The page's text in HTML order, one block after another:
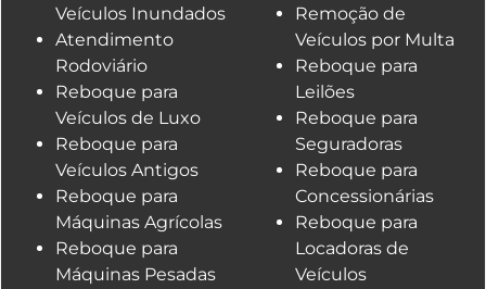
Veículos Inundados
Atendimento
Rodoviário
Reboque para
Veículos de Luxo
Reboque para
Veículos Antigos
Reboque para
Máquinas Agrícolas
Reboque para
Máquinas Pesadas
Remoção de
Veículos por Multa
Reboque para
Leilões
Reboque para
Seguradoras
Reboque para
Concessionárias
Reboque para
Locadoras de
Veículos